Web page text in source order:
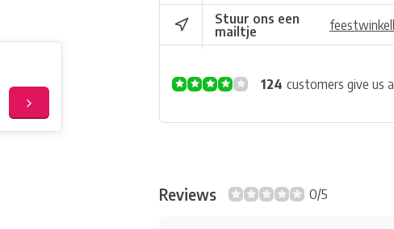
Stuur ons een
mailtje
124 customers give us a
Reviews 0/5